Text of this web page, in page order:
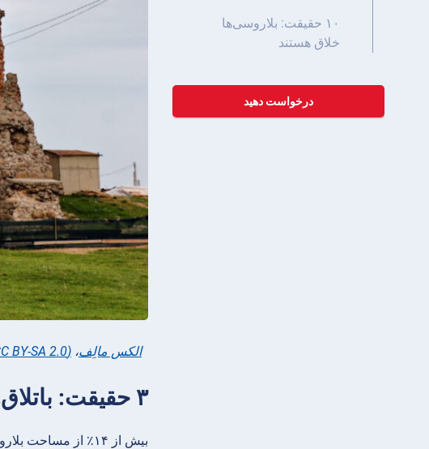
۱۰ حقیقت: بلاروسی‌ها
خلاق هستند
درخواست دهید
الکس مالِف، (CC BY-SA 2.0)
۳ حقیقت: باتلاق‌های زیادی در بلاروس وجود دارد
بیش از ۱۴٪ از